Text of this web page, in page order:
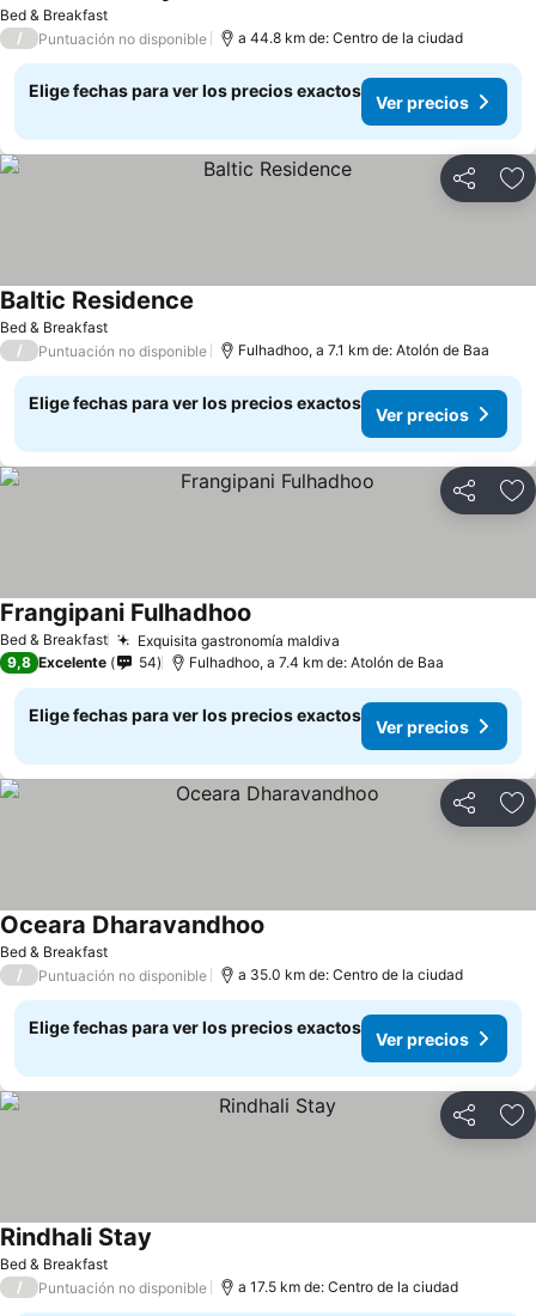
Bed & Breakfast
/ Puntuación no disponible a 44.8 km de: Centro de la ciudad
Elige fechas para ver los precios exactos
Ver precios
Compartir
Bed & Breakfast
Baltic Residence
/ Puntuación no disponible Fulhadhoo, a 7.1 km de: Atolón de Baa
Elige fechas para ver los precios exactos
Ver precios
Compartir
Bed & Breakfast Exquisita gastronomía maldiva
Frangipani Fulhadhoo
9,8 Excelente 54 Fulhadhoo, a 7.4 km de: Atolón de Baa
Elige fechas para ver los precios exactos
Ver precios
Compartir
Bed & Breakfast
Oceara Dharavandhoo
/ Puntuación no disponible a 35.0 km de: Centro de la ciudad
Elige fechas para ver los precios exactos
Ver precios
Compartir
Bed & Breakfast
Rindhali Stay
/ Puntuación no disponible a 17.5 km de: Centro de la ciudad